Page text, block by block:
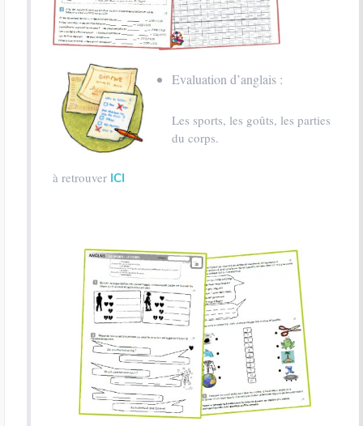
Evaluation d’anglais :
Les sports, les goûts, les parties
du corps.
à retrouver ICI